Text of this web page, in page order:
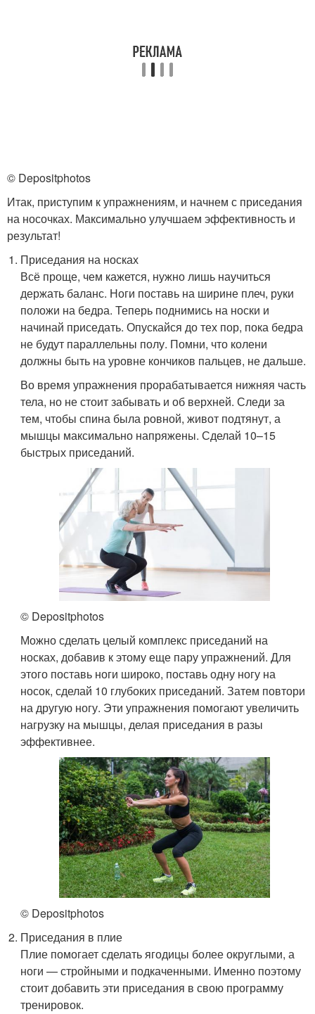
© Depositphotos
Итак, приступим к упражнениям, и начнем с приседания
на носочках. Максимально улучшаем эффективность и
результат!
Приседания на носках
Всё проще, чем кажется, нужно лишь научиться
держать баланс. Ноги поставь на ширине плеч, руки
положи на бедра. Теперь поднимись на носки и
начинай приседать. Опускайся до тех пор, пока бедра
не будут параллельны полу. Помни, что колени
должны быть на уровне кончиков пальцев, не дальше.
Во время упражнения прорабатывается нижняя часть
тела, но не стоит забывать и об верхней. Следи за
тем, чтобы спина была ровной, живот подтянут, а
мышцы максимально напряжены. Сделай 10–15
быстрых приседаний.
© Depositphotos
Можно сделать целый комплекс приседаний на
носках, добавив к этому еще пару упражнений. Для
этого поставь ноги широко, поставь одну ногу на
носок, сделай 10 глубоких приседаний. Затем повтори
на другую ногу. Эти упражнения помогают увеличить
нагрузку на мышцы, делая приседания в разы
эффективнее.
© Depositphotos
Приседания в плие
Плие помогает сделать ягодицы более округлыми, а
ноги — стройными и подкаченными. Именно поэтому
стоит добавить эти приседания в свою программу
тренировок.